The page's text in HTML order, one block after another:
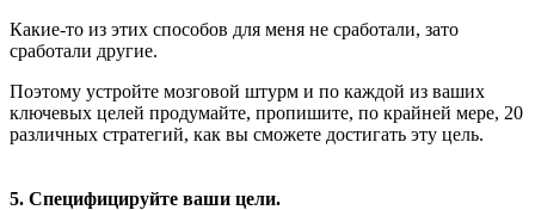
Какие-то из этих способов для меня не сработали, зато
сработали другие.
Поэтому устройте мозговой штурм и по каждой из ваших
ключевых целей продумайте, пропишите, по крайней мере, 20
различных стратегий, как вы сможете достигать эту цель.
5. Специфицируйте ваши цели.